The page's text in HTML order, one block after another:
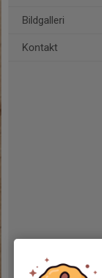
Bildgalleri
Kontakt